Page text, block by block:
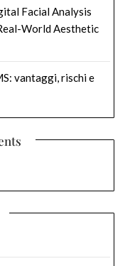
Facial Analysis
World Aesthetic
vantaggi, rischi e